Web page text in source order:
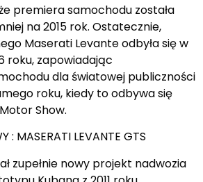
premiera samochodu została
na 2015 rok. Ostatecznie,
Maserati Levante odbyła się w
roku, zapowiadając
dla światowej publiczności
roku, kiedy to odbywa się
Show.
: MASERATI LEVANTE GTS
zupełnie nowy projekt nadwozia